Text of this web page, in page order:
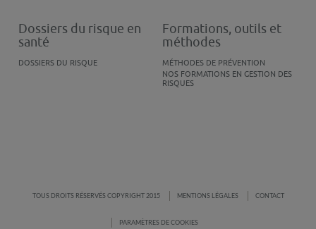
Dossiers du risque en
santé
DOSSIERS DU RISQUE
Formations, outils et
méthodes
MÉTHODES DE PRÉVENTION
NOS FORMATIONS EN GESTION DES
RISQUES
TOUS DROITS RÉSERVÉS COPYRIGHT 2015 MENTIONS LÉGALES CONTACT
PARAMÈTRES DE COOKIES